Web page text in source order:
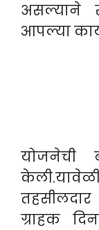
असल्याने
आपल्या
योजनेची
ग्राहक